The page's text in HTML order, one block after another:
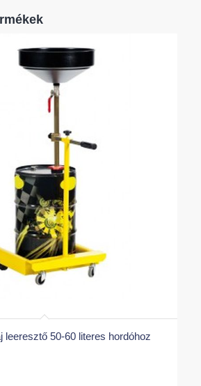
leeresztő 50-60 literes hordóhoz